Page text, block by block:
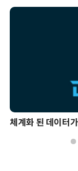
체계화 된 데이터